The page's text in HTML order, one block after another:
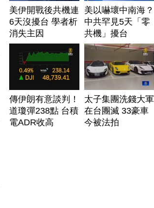
美伊開戰後共機連
6天沒擾台 學者析
消失主因
美以嚇壞中南海？
中共罕見5天「零
共機」擾台
傳伊朗有意談判！
道瓊彈238點 台積
電ADR收高
太子集團洗錢大軍
在台團滅 33豪車
今被法拍